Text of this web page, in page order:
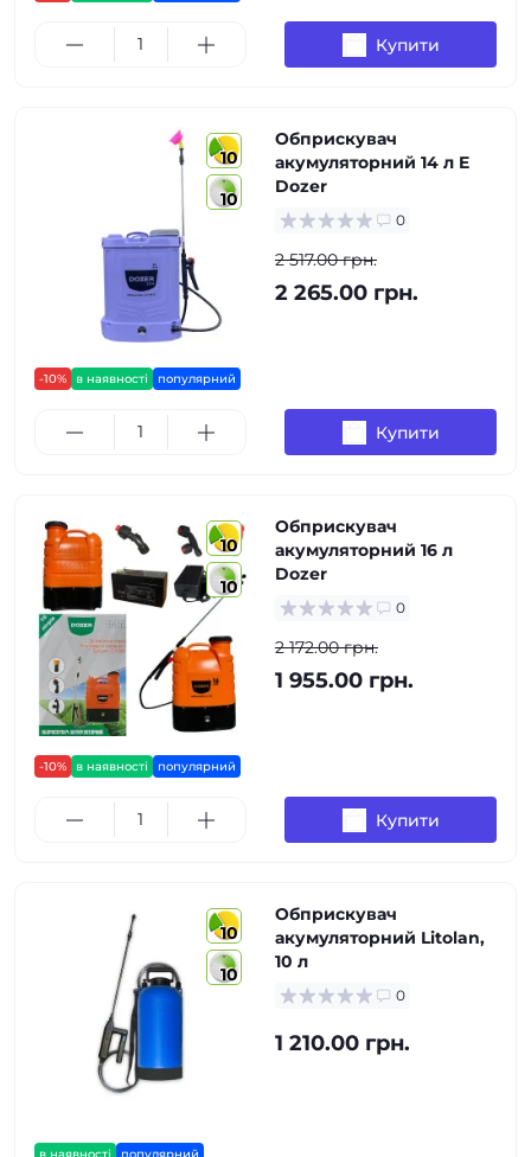
Купити
10
10
-10% в наявності популярний
Обприскувач
акумуляторний 14 л E
Dozer
0
2 517.00 грн.
2 265.00 грн.
Купити
10
10
-10% в наявності популярний
Обприскувач
акумуляторний 16 л
Dozer
0
2 172.00 грн.
1 955.00 грн.
Купити
10
10
Обприскувач
акумуляторний Litolan,
10 л
0
1 210.00 грн.